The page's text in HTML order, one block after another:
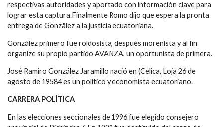
respectivas autoridades y aportado con información clave para
lograr esta captura.Finalmente Romo dijo que espera la pronta
entrega de Gonzålez a la justicia ecuatoriana.
González primero fue roldosista, después morenista y al fin
organize su propio partido AVANZA, un oportunista de primera.
José Ramiro González Jaramillo nació en (Celica, Loja 26 de
agosto de 19584 es un político y economista ecuatoriano.
CARRERA POLÍTICA
En las elecciones seccionales de 1996 fue elegido consejero